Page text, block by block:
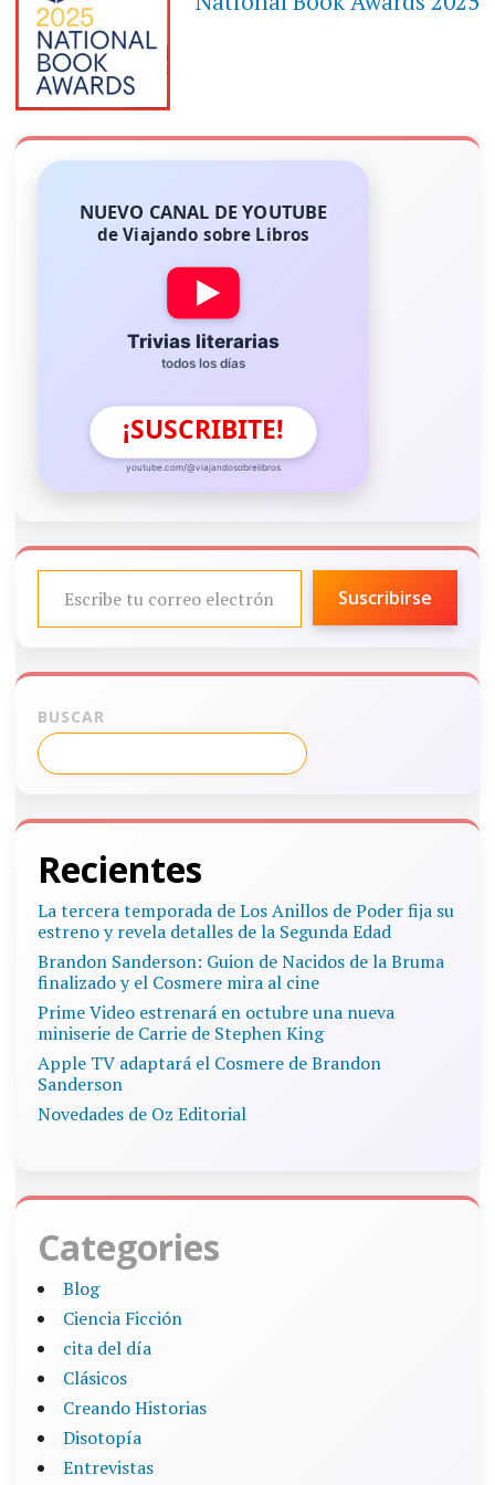
NUEVO CANAL DE YOUTUBE
de Viajando sobre Libros
Trivias literarias
todos los días
¡SUSCRIBITE!
youtube.com/@viajandosobrelibros
ESCRIBE TU CORREO ELECTRÓNICO…
Suscribirse
BUSCAR
Recientes
La tercera temporada de Los Anillos de Poder fija su
estreno y revela detalles de la Segunda Edad
Brandon Sanderson: Guion de Nacidos de la Bruma
finalizado y el Cosmere mira al cine
Prime Video estrenará en octubre una nueva
miniserie de Carrie de Stephen King
Apple TV adaptará el Cosmere de Brandon
Sanderson
Novedades de Oz Editorial
Categories
Blog
Ciencia Ficción
cita del día
Clásicos
Creando Historias
Disotopía
Entrevistas